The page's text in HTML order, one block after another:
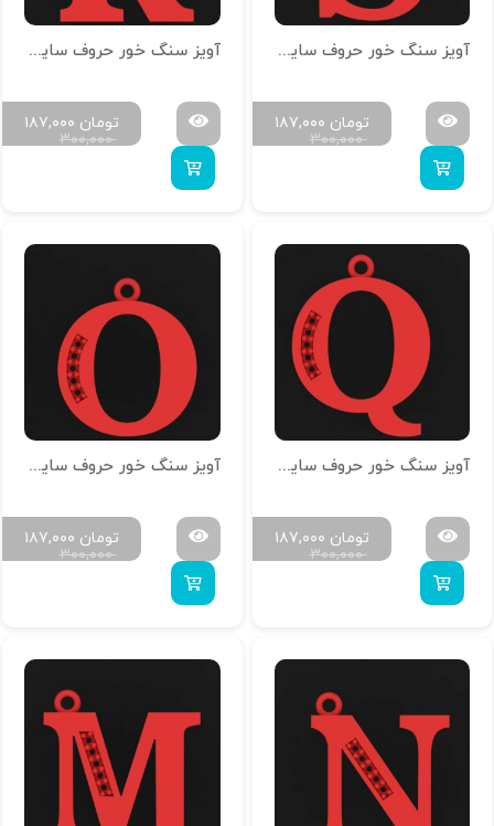
آویز سنگ خور حروف سایز کوچک H-MAYA-S-19
۳۰۰,۰۰۰
۱۸۷,۰۰۰ تومان
آویز سنگ خور حروف سایز کوچک H-MAYA-S-18
۳۰۰,۰۰۰
۱۸۷,۰۰۰ تومان
آویز سنگ خور حروف سایز کوچک H-MAYA-S-17
۳۰۰,۰۰۰
۱۸۷,۰۰۰ تومان
آویز سنگ خور حروف سایز کوچک H-MAYA-S-15
۳۰۰,۰۰۰
۱۸۷,۰۰۰ تومان